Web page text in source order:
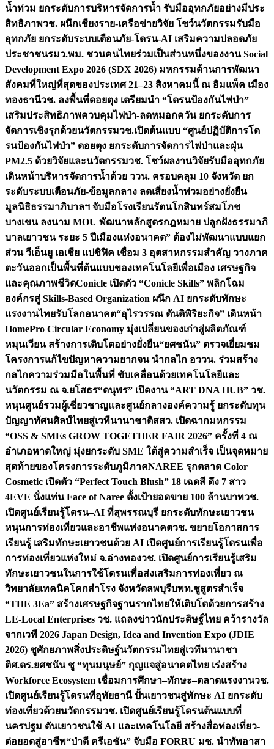
น้ำท่วม ยกระดับการบริหารจัดการน้ำ รับมืออุทกภัยอย่างมีประ
สิทธิภาพวช. ผนึกเชียงราย-เครือข่ายวิจัย โชว์นวัตกรรมรับมือ
อุทกภัย ยกระดับระบบเตือนภัย-โดรน-AI เสริมความปลอดภัย
ประชาชนรมว.พม. ชวนคนไทยร่วมเป็นส่วนหนึ่งของงาน Social
Development Expo 2026 (SDX 2026) มหกรรมด้านการพัฒนา
สังคมที่ใหญ่ที่สุดของประเทศ 21–23 สิงหาคมนี้ ณ อิมแพ็ค เมือง
ทองธานีวช. ลงพื้นที่ดอยตุง เตรียมนำ “โดรนป้องกันไฟป่า”
เสริมประสิทธิภาพควบคุมไฟป่า-ลดหมอกควัน ยกระดับการ
จัดการเชิงรุกด้วยนวัตกรรมวช.เปิดต้นแบบ “ศูนย์ปฏิบัติการโด
รนป้องกันไฟป่า” ดอยตุง ยกระดับการจัดการไฟป่าและฝุ่น
PM2.5 ด้วยวิจัยและนวัตกรรมวช. โชว์ผลงานวิจัยรับมืออุทกภัย
เดินหน้าบริหารจัดการน้ำด้วย ววน. ครอบคลุม 10 จังหวัด ยก
ระดับระบบเตือนภัย-ข้อมูลกลาง ลดเสี่ยงน้ำท่วมอย่างยั่งยืน
มูลนิธิธรรมาภิบาลฯ จับมือโรงเรียนรัตนโกสินทร์สมโภช
บางเขน ลงนาม MOU พัฒนาหลักสูตรกฎหมาย ปลูกฝังธรรมาภิ
บาลเยาวชน ระยะ 5 ปีเมืองแห่งอนาคต” ต้องไม่พัฒนาแบบแยก
ส่วน วีเอ็นยู เอเชีย แปซิฟิค เชื่อม 3 อุตสาหกรรมสำคัญ วางภาค
ตะวันออกเป็นพื้นที่ต้นแบบของเทคโนโลยีเพื่อเมือง เศรษฐกิจ
และคุณภาพชีวิตConicle เปิดตัว “Conicle Skills” พลิกโฉม
องค์กรสู่ Skills-Based Organization ผนึก AI ยกระดับทักษะ
แรงงานไทยรับโลกอนาคต“อุไรวรรณ ตันติพิริยะกิจ” เดินหน้า
HomePro Circular Economy มุ่งเปลี่ยนของเก่าสู่ผลิตภัณฑ์
หมุนเวียน สร้างการเติบโตอย่างยั่งยืน“ยศชนัน” ตรวจเยี่ยมชม
โครงการแก้ไขปัญหาความยากจน นำกลไก อววน. ร่วมสร้าง
กลไกความร่วมมือในพื้นที่ ขับเคลื่อนด้วยเทคโนโลยีและ
นวัตกรรม ณ จ.ยโสธร“ดนุพร” เปิดงาน “ART DNA HUB” วช.
หนุนศูนย์รวมผู้เชี่ยวชาญและศูนย์กลางองค์ความรู้ ยกระดับทุน
ปัญญาทัศนศิลป์ไทยสู่เวทีนานาชาติสสว. เปิดฉากมหกรรม
“OSS & SMEs GROW TOGETHER FAIR 2026” ครั้งที่ 4 ณ
อำเภอหาดใหญ่ มุ่งยกระดับ SME ใต้สู่ความสำเร็จ เป็นจุดหมาย
สุดท้ายของโครงการระดับภูมิภาคNAREE รุกตลาด Color
Cosmetic เปิดตัว “Perfect Touch Blush” 18 เฉดสี ดึง 7 สาว
4EVE นั่งแท่น Face of Naree ตั้งเป้ายอดขาย 100 ล้านบาทวช.
เปิดศูนย์เรียนรู้โดรน–AI ที่สุพรรณบุรี ยกระดับทักษะเยาวชน
หนุนการท่องเที่ยวและอาชีพแห่งอนาคตวช. ขยายโอกาสการ
เรียนรู้ เสริมทักษะเยาวชนด้วย AI เปิดศูนย์การเรียนรู้โดรนเพื่อ
การท่องเที่ยวแห่งใหม่ จ.อ่างทองวช. เปิดศูนย์การเรียนรู้เสริม
ทักษะเยาวชนในการใช้โดรนเพื่อส่งเสริมการท่องเที่ยว ณ
วิทยาลัยเทคนิคโคกสำโรง จังหวัดลพบุรีบพท.ชูสูตรสำเร็จ
“THE 3Ea” สร้างเศรษฐกิจฐานรากไทยให้เติบโตด้วยการสร้าง
LE-Local Enterprises วช. แถลงข่าวนักประดิษฐ์ไทย คว้ารางวัล
จากเวที 2026 Japan Design, Idea and Invention Expo (JDIE
2026) ชูศักยภาพสิ่งประดิษฐ์นวัตกรรมไทยสู่เวทีนานาชา
ติศ.ดร.ยศชนัน ชู “ทุนมนุษย์” กุญแจสู่อนาคตไทย เร่งสร้าง
Workforce Ecosystem เชื่อมการศึกษา–ทักษะ–ตลาดแรงงานวช.
เปิดศูนย์เรียนรู้โดรนที่อุทัยธานี ปั้นเยาวชนสู่ทักษะ AI ยกระดับ
ท่องเที่ยวด้วยนวัตกรรมวช. เปิดศูนย์เรียนรู้โดรนต้นแบบที่
นครปฐม ดันเยาวชนใช้ AI และเทคโนโลยี สร้างสื่อท่องเที่ยว-
ต่อยอดสู่อาชีพ“ป่าดี ครีเอชัน” จับมือ FORRU มช. นำทัพอาสา